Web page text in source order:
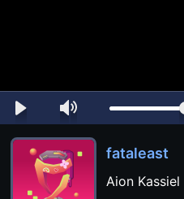
fataleast
Aion Kassiel